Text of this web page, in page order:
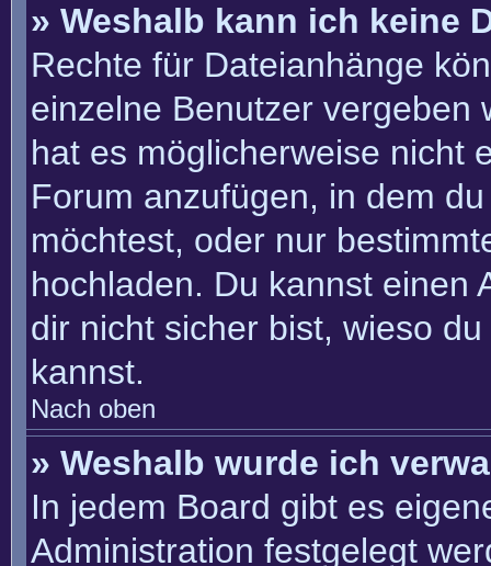
» Weshalb kann ich keine
Rechte für Dateianhänge
einzelne Benutzer vergeben
hat es möglicherweise nicht
Forum anzufügen, in dem
möchtest, oder nur
hochladen. Du kannst einen
dir nicht sicher bist, wieso
kannst.
Nach oben
» Weshalb wurde ich
In jedem Board gibt es
Administration festgelegt